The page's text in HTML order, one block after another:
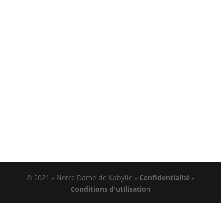
© 2021 - Notre Dame de Kabylie - Confidentialité -
Conditions d'utilisation